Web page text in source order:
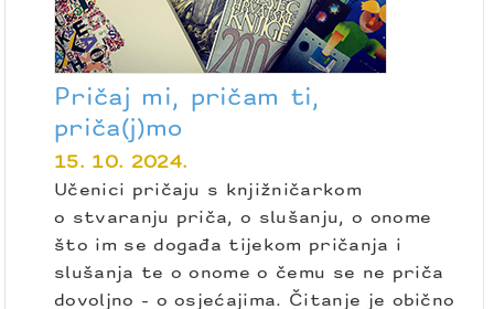
Pričaj mi, pričam ti,
priča(j)mo
15. 10. 2024.
Učenici pričaju s knjižničarkom
o stvaranju priča, o slušanju, o onome
što im se događa tijekom pričanja i
slušanja te o onome o čemu se ne priča
dovoljno - o osjećajima. Čitanje je obično